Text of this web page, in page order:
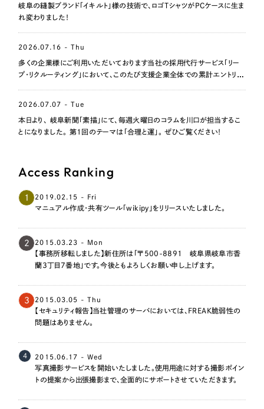
ライン領域のマーケティングまでまるっと代行
採用DX支援
リープ・リクルーティング／採用業務代行
求人票作成・面接など各種業務代行、採用の仕組み作り支援
リープ・キャリア ／人材紹介サービス
完全成功報酬型のスカウト型ハイクラス人材紹介（岐阜・愛知）
カイゼンDX支援
日報ツールで案件ごとの営業利益をリアルタイムに可視化
制作実績
Works
制作実績
一部をご紹介します
「採用強化」を目的とした採用業務代行
その他のサービス
プライバシーポリシー 情報セキュリティ方針
ウェブアクセシビリティ方針
岐阜の縫製ブランド「イキルト」様の技術で、ロゴTシャツがPCケースに生ま
れ変わりました！
2026.07.16 - Thu
多くの企業様にご利用いただいております当社の採用代行サービス「リー
プ・リクルーティング」において、このたび支援企業全体での累計エントリー
2026.07.07 - Tue
本日より、 岐阜新聞「素描」にて、毎週火曜日のコラムを川口が担当するこ
とになりました。 第1回のテーマは「合理と運」。 ぜひご覧ください！
Access Ranking
1 2019.02.15 - Fri
マニュアル作成・共有ツール「wikipy」をリリースいたしました。
2 2015.03.23 - Mon
【事務所移転しました】新住所は「〒500-8891 岐阜県岐阜市香
蘭3丁目7番地」です。今後ともよろしくお願い申し上げます。
3 2015.03.05 - Thu
【セキュリティ報告】当社管理のサーバにおいては、FREAK脆弱性の
問題はありません。
4 2015.06.17 - Wed
写真撮影サービスを開始いたしました。使用用途に対する撮影ポイン
トの提案から出張撮影まで、全面的にサポートさせていただきます。